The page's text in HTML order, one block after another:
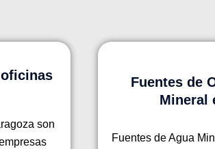
son
Fuentes de
Mineral
Fuentes de Agua